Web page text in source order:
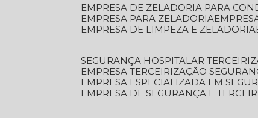
EMPRESA DE ZELADORIA PARA
EMPRESA PARA ZELADORIA
EMPRESA DE LIMPEZA E ZELADORIA
SEGURANÇA HOSPITALAR
EMPRESA TERCEIRIZAÇÃO
EMPRESA ESPECIALIZADA EM
EMPRESA DE SEGURANÇA E